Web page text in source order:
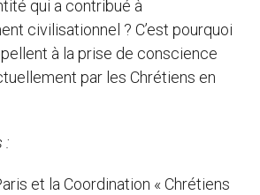
qui a contribué à
civilisationnel ? C’est pourquoi
à la prise de conscience
par les Chrétiens en
:
et la Coordination « Chrétiens